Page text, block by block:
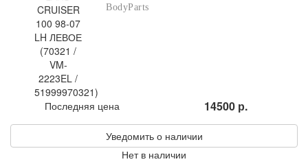
BodyParts
Последняя цена 14500 р.
Уведомить о наличии
Нет в наличии